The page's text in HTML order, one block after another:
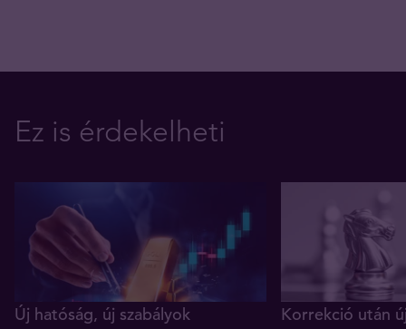
Ez is érdekelheti
Új hatóság, új szabályok
Korrekció után